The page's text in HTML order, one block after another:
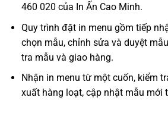
460 020 của In Ấn Cao Minh.
Quy trình đặt in menu gồm tiếp
chọn mẫu, chỉnh sửa và duyệt
tra mẫu và giao hàng.
Nhận in menu từ một cuốn, kiểm
xuất hàng loạt, cập nhật mẫu mới